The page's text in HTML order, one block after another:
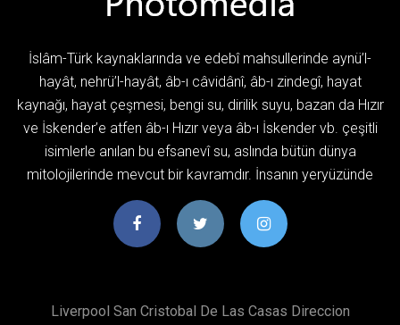
İslâm-Türk kaynaklarında ve edebî mahsullerinde aynü’l-
hayât, nehrü’l-hayât, âb-ı câvidânî, âb-ı zindegî, hayat
kaynağı, hayat çeşmesi, bengi su, dirilik suyu, bazan da Hızır
ve İskender’e atfen âb-ı Hızır veya âb-ı İskender vb. çeşitli
isimlerle anılan bu efsanevî su, aslında bütün dünya
mitolojilerinde mevcut bir kavramdır. İnsanın yeryüzünde
Liverpool San Cristobal De Las Casas Direccion